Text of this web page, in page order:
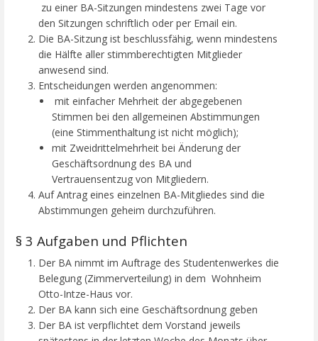
zu einer BA-Sitzungen mindestens zwei Tage vor
den Sitzungen schriftlich oder per Email ein.
Die BA-Sitzung ist beschlussfähig, wenn mindestens
die Hälfte aller stimmberechtigten Mitglieder
anwesend sind.
Entscheidungen werden angenommen:
mit einfacher Mehrheit der abgegebenen
Stimmen bei den allgemeinen Abstimmungen
(eine Stimmenthaltung ist nicht möglich);
mit Zweidrittelmehrheit bei Änderung der
Geschäftsordnung des BA und
Vertrauensentzug von Mitgliedern.
Auf Antrag eines einzelnen BA-Mitgliedes sind die
Abstimmungen geheim durchzuführen.
§ 3 Aufgaben und Pflichten
Der BA nimmt im Auftrage des Studentenwerkes die
Belegung (Zimmerverteilung) in dem Wohnheim
Otto-Intze-Haus vor.
Der BA kann sich eine Geschäftsordnung geben
Der BA ist verpflichtet dem Vorstand jeweils